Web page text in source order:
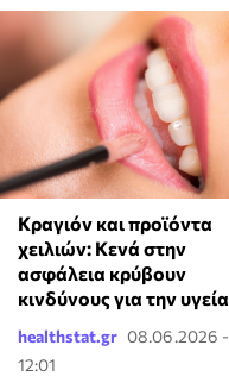
Κραγιόν και προϊόντα
χειλιών: Κενά στην
ασφάλεια κρύβουν
κινδύνους για την υγεία
healthstat.gr 08.06.2026 -
12:01